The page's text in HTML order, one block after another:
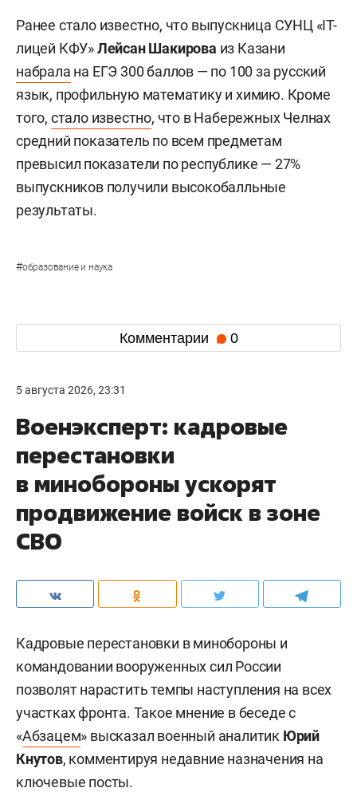
Ранее стало известно, что выпускница СУНЦ «IT-
лицей КФУ»Лейсан Шакирова из Казани
набрала на ЕГЭ 300 баллов — по 100 за русский
язык, профильную математику и химию. Кроме
того, стало известно, что в Набережных Челнах
средний показатель по всем предметам
превысил показатели по республике — 27%
выпускников получили высокобалльные
результаты.
#образование и наука
Комментарии 0
5 августа 2026, 23:31
Военэксперт: кадровые
перестановки
в минобороны ускорят
продвижение войск в зоне
СВО
Кадровые перестановки в минобороны и
командовании вооруженных сил России
позволят нарастить темпы наступления на всех
участках фронта. Такое мнение в беседе с
«Абзацем» высказал военный аналитик Юрий
Кнутов, комментируя недавние назначения на
ключевые посты.